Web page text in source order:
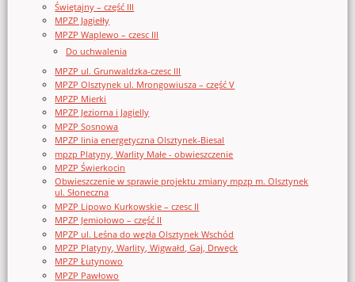
Świętajny – część III
MPZP Jagiełły
MPZP Waplewo – czesc III
Do uchwalenia
MPZP ul. Grunwaldzka-czesc III
MPZP Olsztynek ul. Mrongowiusza – część V
MPZP Mierki
MPZP Jeziorna i Jagielly
MPZP Sosnowa
MPZP linia energetyczna Olsztynek-Biesal
mpzp Platyny, Warlity Małe - obwieszczenie
MPZP Świerkocin
Obwieszczenie w sprawie projektu zmiany mpzp m. Olsztynek
ul. Słoneczna
MPZP Lipowo Kurkowskie – czesc II
MPZP Jemiołowo – część II
MPZP ul. Leśna do węzła Olsztynek Wschód
MPZP Platyny, Warlity, Wigwałd, Gaj, Drwęck
MPZP Łutynowo
MPZP Pawłowo